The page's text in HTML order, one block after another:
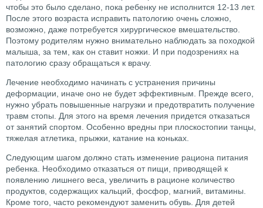
чтобы это было сделано, пока ребенку не исполнится 12-13 лет.
После этого возраста исправить патологию очень сложно,
возможно, даже потребуется хирургическое вмешательство.
Поэтому родителям нужно внимательно наблюдать за походкой
малыша, за тем, как он ставит ножки. И при подозрениях на
патологию сразу обращаться к врачу.
Лечение необходимо начинать с устранения причины
деформации, иначе оно не будет эффективным. Прежде всего,
нужно убрать повышенные нагрузки и предотвратить получение
травм стопы. Для этого на время лечения придется отказаться
от занятий спортом. Особенно вредны при плоскостопии танцы,
тяжелая атлетика, прыжки, катание на коньках.
Следующим шагом должно стать изменение рациона питания
ребенка. Необходимо отказаться от пищи, приводящей к
появлению лишнего веса, увеличить в рационе количество
продуктов, содержащих кальций, фосфор, магний, витамины.
Кроме того, часто рекомендуют заменить обувь. Для детей